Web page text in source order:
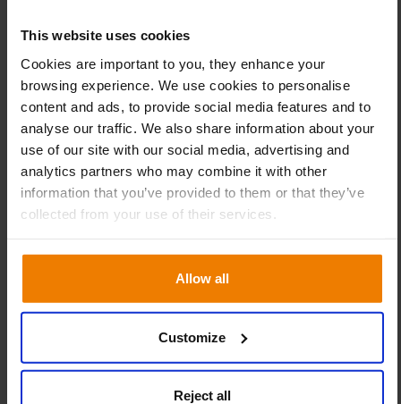
This website uses cookies
Cookies are important to you, they enhance your
browsing experience. We use cookies to personalise
content and ads, to provide social media features and to
analyse our traffic. We also share information about your
use of our site with our social media, advertising and
analytics partners who may combine it with other
information that you’ve provided to them or that they’ve
collected from your use of their services.
Allow all
Customize
Reject all
inventario. ”Esto ha ayudado al equipo de compras a
gestionar nuestro amplio surtido, asegurando al mismo
tiempo que el tiempo y la atención se centran en lo que
más importa. Como resultado, podemos asegurarnos de
proporcionar a nuestra base de clientes un servicio de
“Ahora tenemos una clara visibilidad de dónde están las
existencias. Esto nos ha permitido aumentar la
el sector de la automoción”, afirma Paul.
Reducción del exceso de
existencias